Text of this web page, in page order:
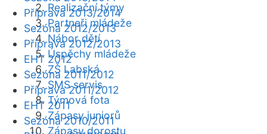
Realizační týmy
Partneři mládeže
Nábor dětí
Úspěchy mládeže
ZŠ Labská
SMS servis
Týmová fota
Zápasy juniorů
Zápasy dorostu
Příprava 2013/2014
Sezóna 2012/2013
Příprava 2012/2013
EHT 2012
Sezóna 2011/2012
Příprava 2011/2012
EHT 2011
Sezóna 2010/2011